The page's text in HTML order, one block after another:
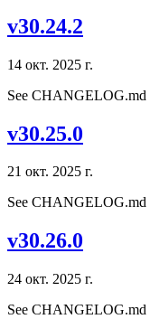
v30.24.2
14 окт. 2025 г.
See CHANGELOG.md
v30.25.0
21 окт. 2025 г.
See CHANGELOG.md
v30.26.0
24 окт. 2025 г.
See CHANGELOG.md